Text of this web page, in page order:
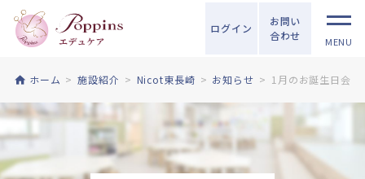
ログイン
お問い
合わせ
MENU
ホーム 施設紹介 Nicot東長崎 お知らせ 1月のお誕生日会